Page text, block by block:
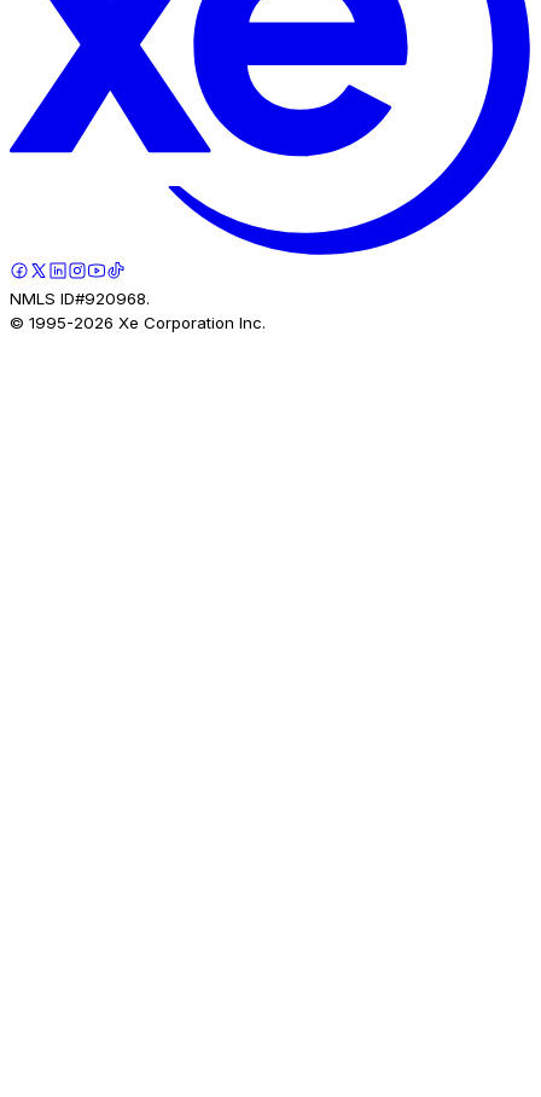
NMLS ID#920968.
© 1995-2026 Xe Corporation Inc.